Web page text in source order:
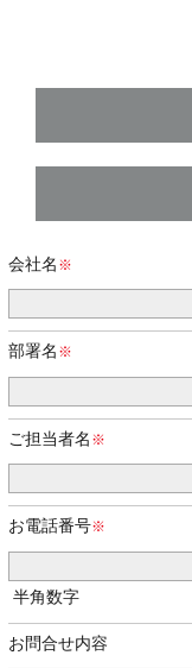
会社名
部署名
ご担当者名
お電話番号
半角数字
お問合せ内容